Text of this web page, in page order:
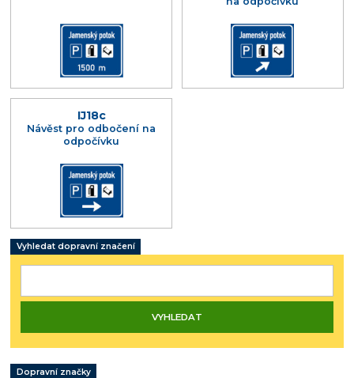
IJ18c
Návěst pro odbočení na
odpočívku
Vyhledat dopravní značení
Dopravní značky